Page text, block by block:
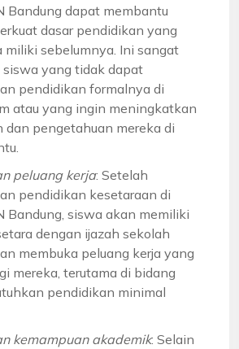
Bandung dapat membantu
dasar pendidikan yang
miliki sebelumnya. Ini sangat
yang tidak dapat
pendidikan formalnya di
atau yang ingin meningkatkan
dan pengetahuan mereka di
peluang kerja: Setelah
pendidikan kesetaraan di
Bandung, siswa akan memiliki
dengan ijazah sekolah
membuka peluang kerja yang
mereka, terutama di bidang
pendidikan minimal
kemampuan akademik: Selain